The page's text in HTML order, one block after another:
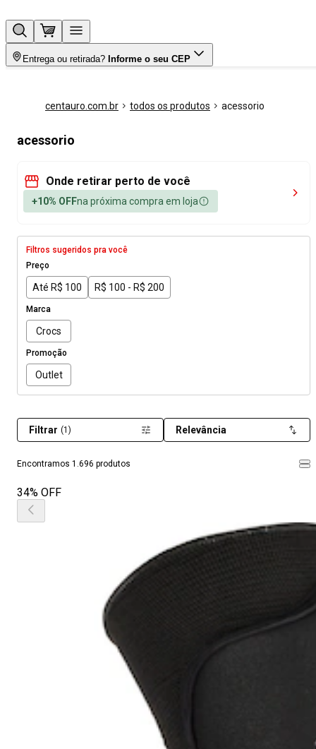
Entrega ou retirada? Informe o seu CEP
centauro.com.br todos os produtos acessorio
acessorio
Onde retirar perto de você
+10% OFFna próxima compra em loja
Filtros sugeridos pra você
Preço
Até R$ 100 R$ 100 - R$ 200
Marca
Crocs
Promoção
Outlet
Encontramos 1.696 produtos
Filtrar (1) Relevância
34% OFF